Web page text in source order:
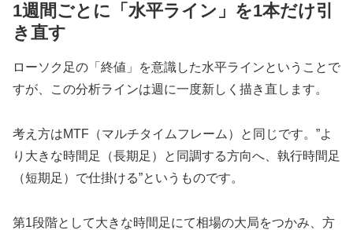
1週間ごとに「水平ライン」を1本だけ引
き直す
ローソク足の「終値」を意識した水平ラインということで
すが、この分析ラインは週に一度新しく描き直します。
考え方はMTF（マルチタイムフレーム）と同じです。”よ
り大きな時間足（長期足）と同調する方向へ、執行時間足
（短期足）で仕掛ける”というものです。
第1段階として大きな時間足にて相場の大局をつかみ、方